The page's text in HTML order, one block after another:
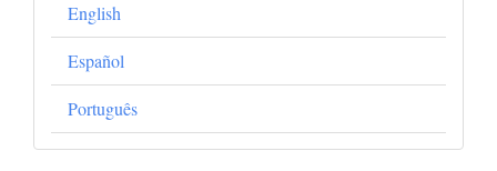
English
Español
Português